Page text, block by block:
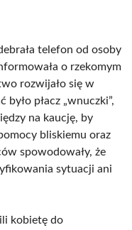
telefon od osoby
o rzekomym
rozwijało się w
płacz „wnuczki”,
na kaucję, by
bliskiemu oraz
spowodowały, że
sytuacji ani
kobietę do